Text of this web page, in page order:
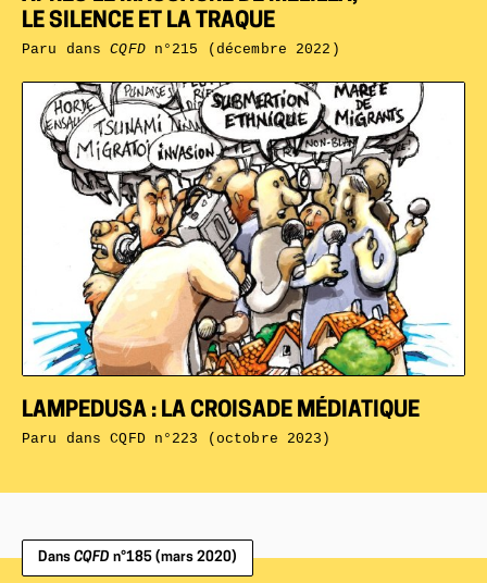
LAMPEDUSA : LA CROISADE MÉDIATIQUE
Paru dansCQFD n°223 (octobre 2023)
LE SILENCE ET LA TRAQUE
Paru dansCQFDn°215 (décembre 2022)
Dans CQFD n°185 (mars 2020)